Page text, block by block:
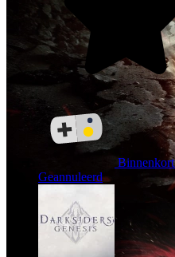
Binnenkort
Geannuleerd